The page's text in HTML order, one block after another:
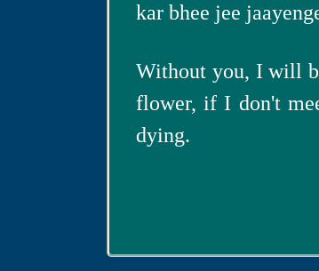
kar bhee jee
Without you, I will
flower, if I don't
dying.